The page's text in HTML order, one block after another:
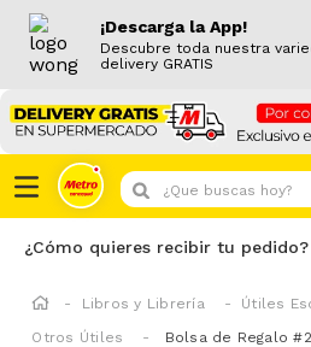
¡Descarga la App!
Descubre toda nuestra
delivery GRATIS
¿Que buscas hoy?
¿Cómo quieres recibir tu pedido?
Libros y Librería
Útiles
Otros Útiles
Bolsa de Regalo